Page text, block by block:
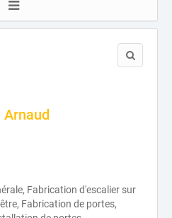
Fabrication d'escalier sur
Fabrication de portes,